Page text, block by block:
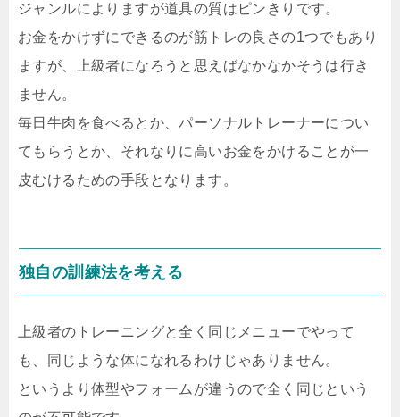
ジャンルによりますが道具の質はピンきりです。
お金をかけずにできるのが筋トレの良さの1つでもあり
ますが、上級者になろうと思えばなかなかそうは行き
ません。
毎日牛肉を食べるとか、パーソナルトレーナーについ
てもらうとか、それなりに高いお金をかけることが一
皮むけるための手段となります。
独自の訓練法を考える
上級者のトレーニングと全く同じメニューでやって
も、同じような体になれるわけじゃありません。
というより体型やフォームが違うので全く同じという